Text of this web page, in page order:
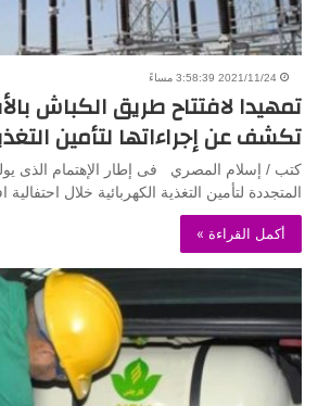
2021/11/24 3:58:39 مساءً
تمهيدا لافتتاح طريق الكباش
تكشف عن إجراءاتها لتأمين
كتب / إسلام المصري فى إطار الإهتمام الذى
المتجددة لتأمين التغذية الكهربائية خلال احتفالية
أكمل القراءة »